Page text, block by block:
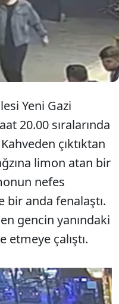
vatandaşların
yaptığı kritik
hayata tutundu.
Yeni Gazi
20.00 sıralarında
çıktıktan
limon atan bir
nefes
bir anda fenalaştı.
gencin yanındaki
etmeye çalıştı.